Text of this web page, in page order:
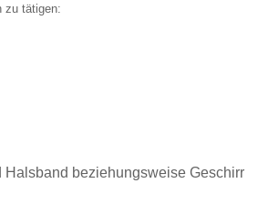
zu tätigen:
Halsband beziehungsweise Geschirr